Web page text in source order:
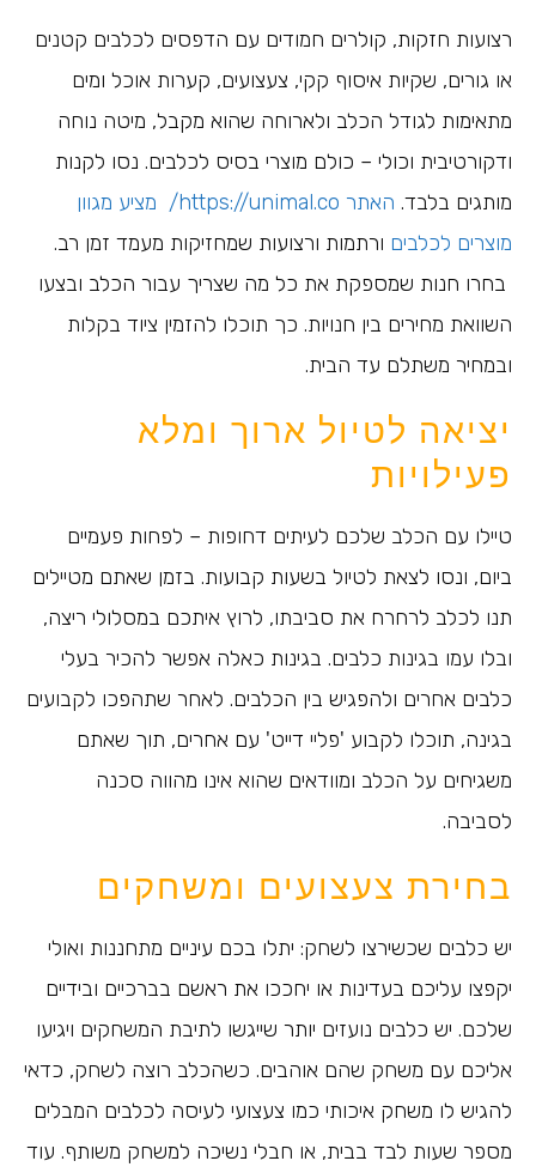
רצועות חזקות, קולרים חמודים עם הדפסים לכלבים קטנים
או גורים, שקיות איסוף קקי, צעצועים, קערות אוכל ומים
מתאימות לגודל הכלב ולארוחה שהוא מקבל, מיטה נוחה
ודקורטיבית וכולי – כולם מוצרי בסיס לכלבים. נסו לקנות
מותגים בלבד.
האתר https://unimal.co/ מציע מגוון
מוצרים לכלבים ורתמות ורצועות שמחזיקות מעמד זמן רב.
בחרו חנות שמספקת את כל מה שצריך עבור הכלב ובצעו
השוואת מחירים בין חנויות. כך תוכלו להזמין ציוד בקלות
ובמחיר משתלם עד הבית.
יציאה לטיול ארוך ומלא
פעילויות
טיילו עם הכלב שלכם לעיתים דחופות – לפחות פעמיים
ביום, ונסו לצאת לטיול בשעות קבועות. בזמן שאתם מטיילים
תנו לכלב לרחרח את סביבתו, לרוץ איתכם במסלולי ריצה,
ובלו עמו בגינות כלבים. בגינות כאלה אפשר להכיר בעלי
כלבים אחרים ולהפגיש בין הכלבים. לאחר שתהפכו לקבועים
בגינה, תוכלו לקבוע 'פליי דייט' עם אחרים, תוך שאתם
משגיחים על הכלב ומוודאים שהוא אינו מהווה סכנה
לסביבה.
בחירת צעצועים ומשחקים
יש כלבים שכשירצו לשחק: יתלו בכם עיניים מתחננות ואולי
יקפצו עליכם בעדינות או יחככו את ראשם בברכיים ובידיים
שלכם. יש כלבים נועזים יותר שייגשו לתיבת המשחקים ויגיעו
אליכם עם משחק שהם אוהבים. כשהכלב רוצה לשחק, כדאי
להגיש לו משחק איכותי כמו צעצועי לעיסה לכלבים המבלים
מספר שעות לבד בבית, או חבלי נשיכה למשחק משותף. עוד